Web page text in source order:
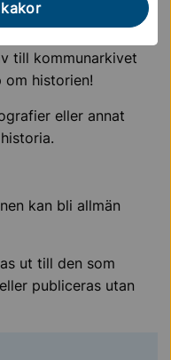
vissa fotografier.
till kommunarkivet
historien!
eller annat
kan bli allmän
ut till den som
publiceras utan